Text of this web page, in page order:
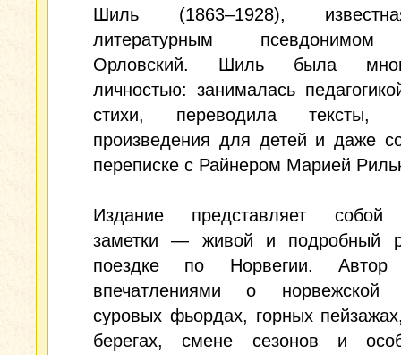
Шиль (1863–1928),
литературным
Орловский. Шиль была
личностью: занималась
стихи, переводила тексты,
произведения для детей и даже
переписке с Райнером Марией
Издание представляет собой
заметки — живой и подробный
поездке по Норвегии. Автор
впечатлениями о норвежской
суровых фьордах, горных
берегах, смене сезонов и